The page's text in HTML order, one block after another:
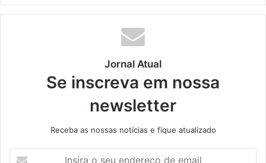
te
bo
ok
din ub
ra
Jornal Atual
Se inscreva em nossa
newsletter
Receba as nossas notícias e fique atualizado